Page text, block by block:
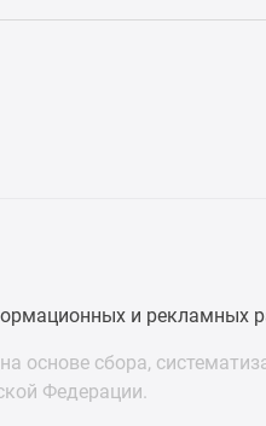
и рекламных
сбора,
Федерации.